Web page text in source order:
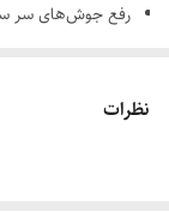
رفع جوش‌های سر
تغذیه عالی پوست و
نظرات